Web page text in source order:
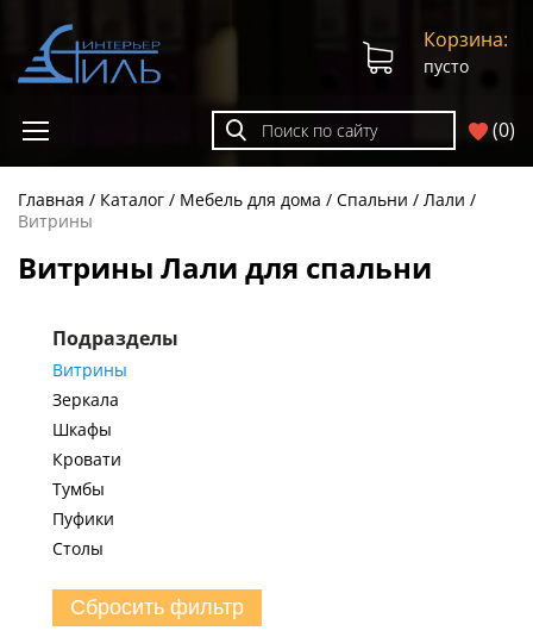
(0)
Корзина:
пусто
Главная Каталог Мебель для дома Спальни
Лали
Витрины
Витрины Лали для спальни
Подразделы
Витрины
Зеркала
Шкафы
Кровати
Тумбы
Пуфики
Столы
Сбросить фильтр